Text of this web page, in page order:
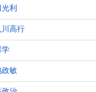
利
川高行
学
政敏